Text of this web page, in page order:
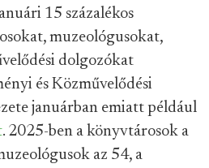
15 százalékos
muzeológusokat,
dolgozókat
és Közművelődési
januárban emiatt például
. 2025-ben a könyvtárosok a
az 54, a